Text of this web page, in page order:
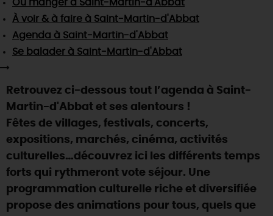
TOUTES LES ACTIVITÉS
Visitesgourmandesetcréatives
Vins etvignobles
Chic,une aire de pique-nique
Par ici lesguinguettes
La Route desMétiers d'Art
TOUT L'ART DE VIVRE
Des vacances auprès des animaux 🐎
(re)Découvrir les coulisses de la Faïencerie de
Gien !
Une saison de festivals 🎉
Rendez-vous de la nature en 2026
Des sorties en famille dans le Loiret !
Programme des animations "Loiret au fil de l'eau"
Où sortir ?
SE REPÉRER,SE DÉPLACER
INFOS &SERVICES
Où manger à Saint-Martin-d'Abbat
À voir & à faire à Saint-Martin-d'Abbat
Agenda à Saint-Martin-d'Abbat
Se balader à Saint-Martin-d'Abbat
Retrouvez ci-dessous tout l’agenda à Saint-
Martin-d'Abbat et ses alentours !
Fêtes de villages, festivals, concerts,
expositions, marchés, cinéma, activités
culturelles…découvrez ici les différents temps
forts qui rythmeront vote séjour. Une
programmation culturelle riche et diversifiée
propose des animations pour tous, quels que